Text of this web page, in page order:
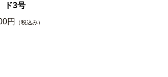
ド3号
円
（税込み）